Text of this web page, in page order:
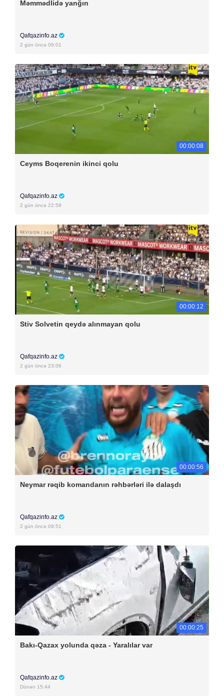
Məmmədlidə yanğın
Qafqazinfo.az
2 gün öncə 09:01
00:00:08
Ceyms Boqerenin ikinci qolu
Qafqazinfo.az
2 gün öncə 22:58
00:00:12
Stiv Solvetin qeydə alınmayan qolu
Qafqazinfo.az
2 gün öncə 23:06
00:00:56
Neymar rəqib komandanın rəhbərləri ilə dalaşdı
Qafqazinfo.az
2 gün öncə 09:51
00:00:25
Bakı-Qazax yolunda qəza - Yaralılar var
Qafqazinfo.az
Dünən 15:44